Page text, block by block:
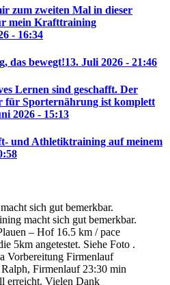
zum zweiten Mal in dieser
mein Krafttraining
- 16:34
das bewegt!13. Juli 2026 - 21:46
Lernen sind geschafft. Der
für Sporternährung ist komplett
2026 - 15:13
und Athletiktraining auf meinem
sich gut bemerkbar.
macht sich gut bemerkbar.
– Hof 16.5 km / pace
5km angetestet. Siehe Foto .
Vorbereitung Firmenlauf
Firmenlauf 23:30 min
erreicht. Vielen Dank